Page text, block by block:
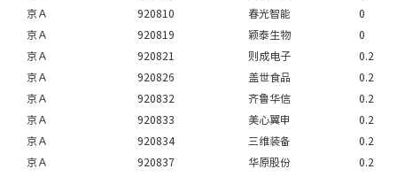
京Ａ
920810 春光智能
0
京Ａ
920819 颖泰生物
0
京Ａ
920821 则成电子
0.2
京Ａ
920826 盖世食品
0.2
京Ａ
920832 齐鲁华信
0.2
京Ａ
920833 美心翼申
0.2
京Ａ
920834 三维装备
0.2
京Ａ
920837 华原股份
0.2